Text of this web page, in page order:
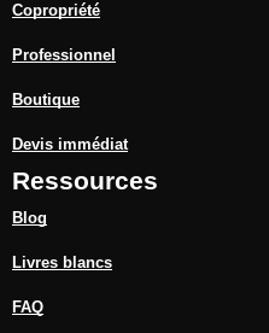
Copropriété
Professionnel
Boutique
Devis immédiat
Ressources
Blog
Livres blancs
FAQ